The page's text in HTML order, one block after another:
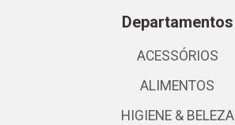
Departamentos
ACESSÓRIOS
ALIMENTOS
HIGIENE & BELEZA